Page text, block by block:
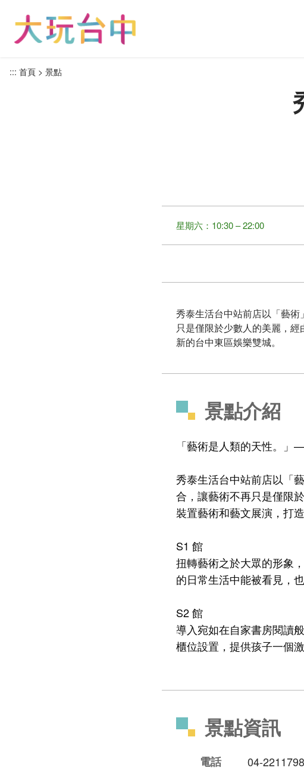
::: 首頁 景點
星期六：10:30 – 22:00
秀泰生活台中站前店以「藝
只是僅限於少數人的美麗，
新的台中東區娛樂雙城。
景點介紹
「藝術是人類的天性。
秀泰生活台中站前店以「
合，讓藝術不再只是僅限
裝置藝術和藝文展演，打
S1 館
扭轉藝術之於大眾的形象
的日常生活中能被看見，
S2 館
導入宛如在自家書房閱讀
櫃位設置，提供孩子一個
景點資訊
電話
04-